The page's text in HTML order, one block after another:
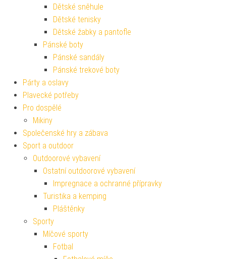
Dětské sněhule
Dětské tenisky
Dětské žabky a pantofle
Pánské boty
Pánské sandály
Pánské trekové boty
Párty a oslavy
Plavecké potřeby
Pro dospělé
Mikiny
Společenské hry a zábava
Sport a outdoor
Outdoorové vybavení
Ostatní outdoorové vybavení
Impregnace a ochranné přípravky
Turistika a kemping
Pláštěnky
Sporty
Míčové sporty
Fotbal